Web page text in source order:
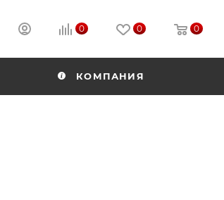
0 0 0
КОМПАНИЯ